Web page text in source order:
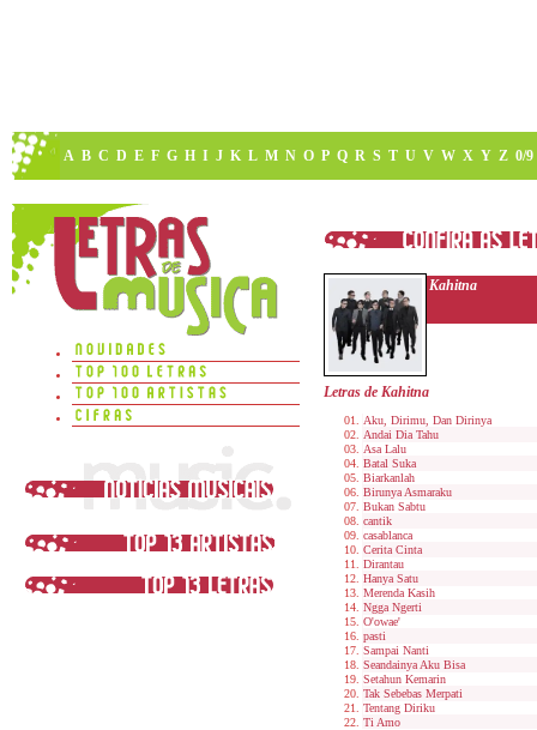
A B C D E F G H I J K L M N O P Q R S T U V W X Y Z 0/9
Kahitna
Letras de Kahitna
Aku, Dirimu, Dan Dirinya
Andai Dia Tahu
Asa Lalu
Batal Suka
Biarkanlah
Birunya Asmaraku
Bukan Sabtu
cantik
casablanca
Cerita Cinta
Dirantau
Hanya Satu
Merenda Kasih
Ngga Ngerti
O'owae'
pasti
Sampai Nanti
Seandainya Aku Bisa
Setahun Kemarin
Tak Sebebas Merpati
Tentang Diriku
Ti Amo